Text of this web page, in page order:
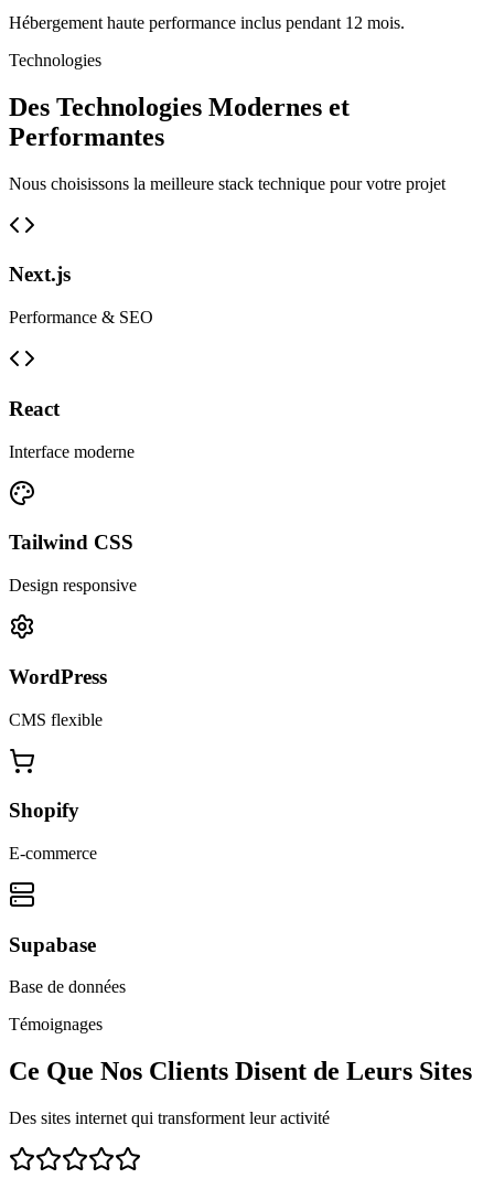
Hébergement haute performance inclus pendant 12 mois.
Technologies
Des Technologies Modernes et
Performantes
Nous choisissons la meilleure stack technique pour votre projet
Next.js
Performance & SEO
React
Interface moderne
Tailwind CSS
Design responsive
WordPress
CMS flexible
Shopify
E-commerce
Supabase
Base de données
Témoignages
Ce Que Nos Clients Disent de Leurs Sites
Des sites internet qui transforment leur activité